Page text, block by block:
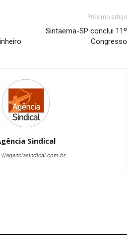
Próximo artigo
Sintaema-SP conclui 11º
Congresso
Sindical
agenciasindical.com.br